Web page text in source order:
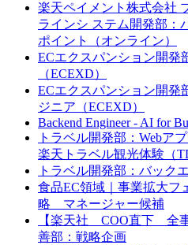
楽天ペイメント株式会社
ラインシ ステム開発部：
ポイント（オンライン）
ECエクスパンション開発
（ECEXD）
ECエクスパンション開発
ジニア（ECEXD）
Backend Engineer - AI for
トラベル開発部：Webア
楽天トラベル観光体験（
トラベル開発部：バック
食品EC領域｜事業拡大フ
略 マネージャー候補
【楽天社 COO直下 全
善部：戦略企画